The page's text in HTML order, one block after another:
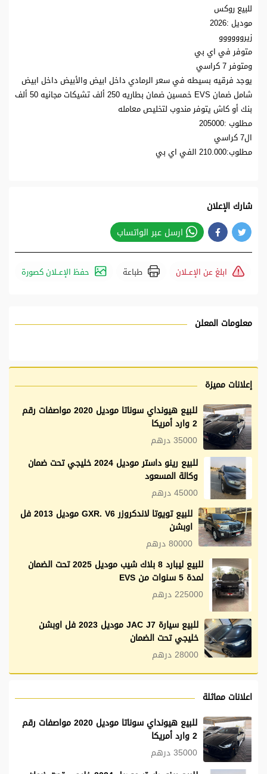
للبيع روكس
موديل :2026
زيروووووو
متوفر في اي بي
ومتوفر 7 كراسي
يوجد فرقيه بسيطه في سعر الرمادي داخل ابيض والأبيض داخل ابيض
شامل ضمان EVS خمسين ضمان بطاريه 250 ألف تشيكات مجانيه 50 ألف
بنك أو كاش يتوفر مندوب لتخليص معامله
مطلوب :205000
ال7 كراسي
مطلوب:210.000 الفي اي بي
شارك الإعلان
ارسل عبر الواتساب
ابلغ عن الإعــلان طباعة حفظ الإعــلان كصورة
معلومات المعلن
إعلانات مميزة
للبيع هيونداي سوناتا موديل 2020 مواصفات رقم
2 وارد أمريكا
35000 درهم
للبيع رينو داستر موديل 2024 خليجي تحت ضمان
وكالة المسعود
45000 درهم
للبيع تويوتا لاندكروزر GXR. V6 موديل 2013 فل
اوبشن
80000 درهم
للبيع ليبارد 8 بلاك شيب موديل 2025 تحت الضمان
لمدة 5 سنوات من EVS
225000 درهم
للبيع سيارة JAC J7 موديل 2023 فل اوبشن
خليجي تحت الضمان
28000 درهم
اعلانات مماثلة
للبيع هيونداي سوناتا موديل 2020 مواصفات رقم
2 وارد أمريكا
35000 درهم